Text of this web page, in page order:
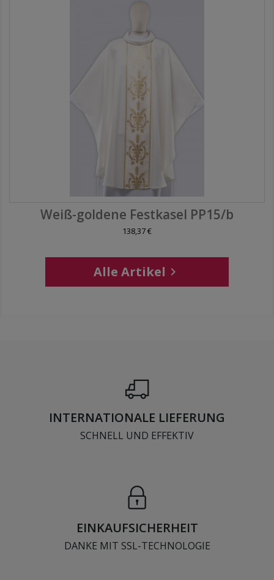
Weiß-goldene Festkasel PP15/b
138,37 €
Alle Artikel 
INTERNATIONALE LIEFERUNG
SCHNELL UND EFFEKTIV
EINKAUFSICHERHEIT
DANKE MIT SSL-TECHNOLOGIE